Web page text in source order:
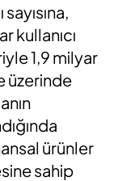
kullanıcı
1,9 milyar
üzerinde
ürünler
sahip